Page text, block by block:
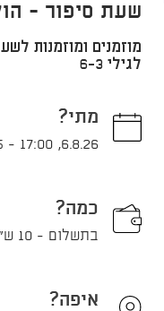
שעת סיפור -
מוזמנים ומוזמנות
לגילי 6-3
מתי?
6.8.26
,
17:00
-
כמה?
בתשלום - 10 ש"ח
איפה?